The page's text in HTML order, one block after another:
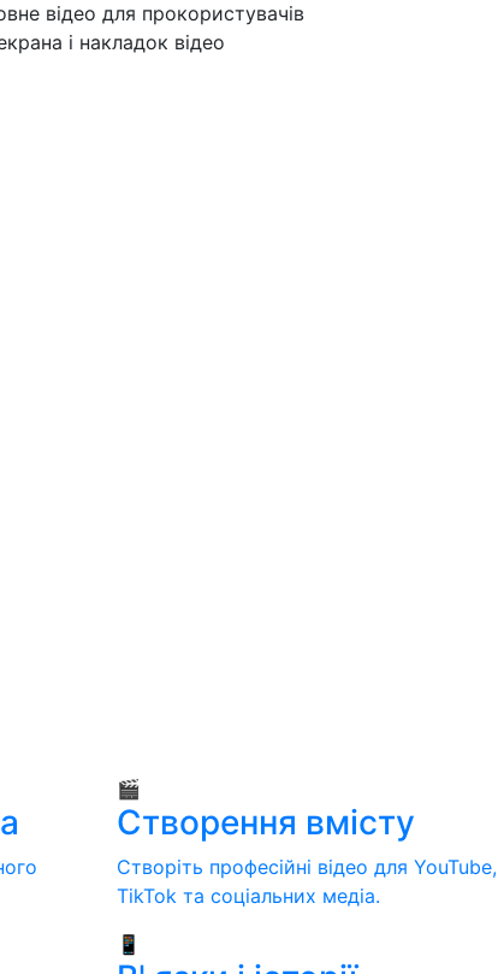
відео для прокористувачів
і накладок відео
🎬
Створення вмісту
Створіть професійні відео для YouTube,
TikTok та соціальних медіа.
📱